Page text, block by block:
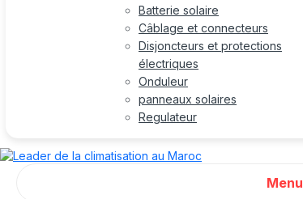
Batterie solaire
Câblage et connecteurs
Disjoncteurs et protections
électriques
Onduleur
panneaux solaires
Regulateur
Menu